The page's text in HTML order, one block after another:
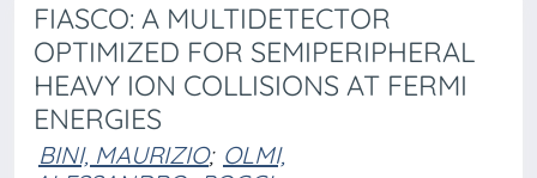
FIASCO: A MULTIDETECTOR
OPTIMIZED FOR SEMIPERIPHERAL
HEAVY ION COLLISIONS AT FERMI
ENERGIES
BINI, MAURIZIO; OLMI,